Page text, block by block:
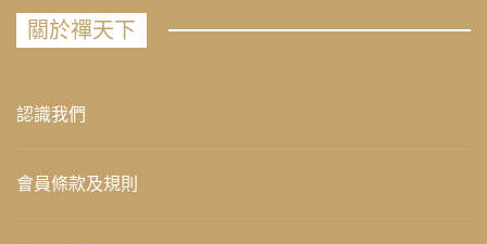
關於禪天下
認識我們
會員條款及規則